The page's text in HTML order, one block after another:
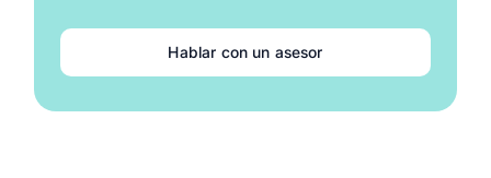
Hablar con un asesor